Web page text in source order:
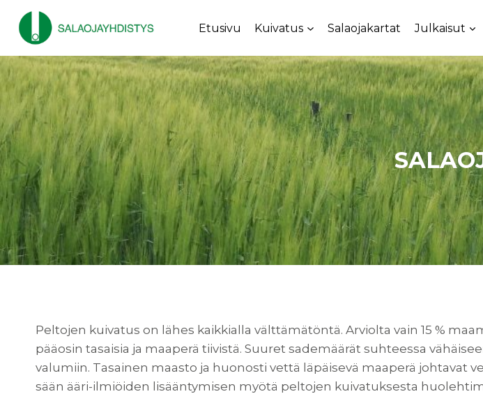
sisältöön
Etusivu Kuivatus Salaojakartat Julkaisut
Peltojen kuivatus on lähes kaikkialla välttämätöntä. Arviolta vain 15 %
pääosin tasaisia ja maaperä tiivistä. Suuret sademäärät suhteessa
valumiin. Tasainen maasto ja huonosti vettä läpäisevä maaperä johtavat
sään ääri-ilmiöiden lisääntymisen myötä peltojen kuivatuksesta